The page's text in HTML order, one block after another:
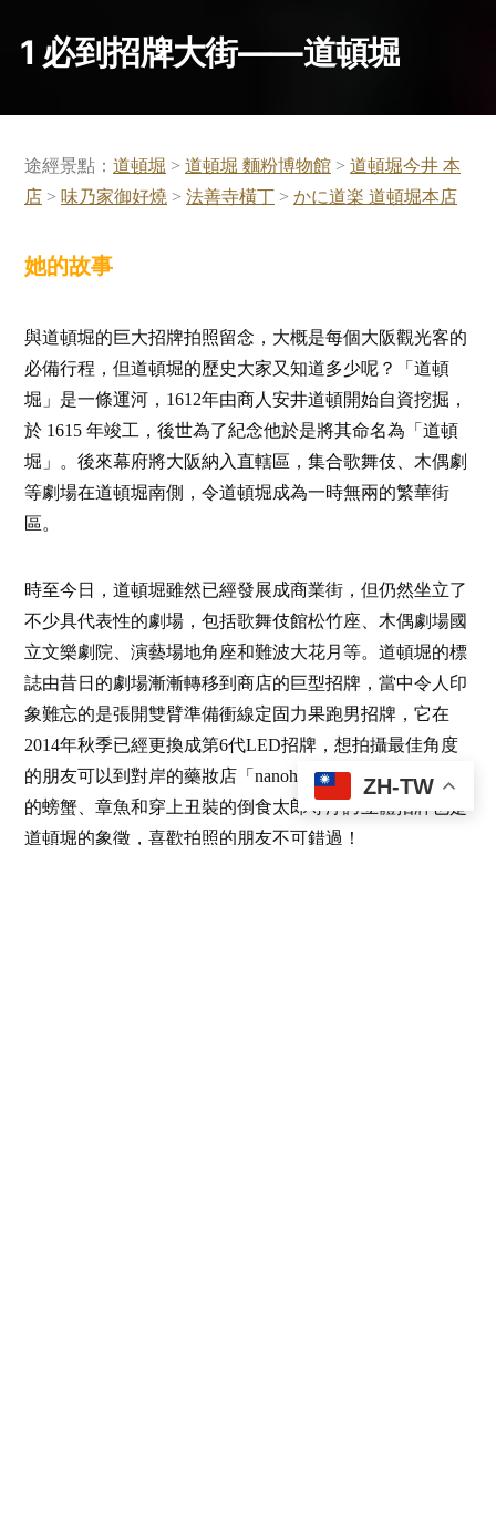
1 必到招牌大街——道頓堀
途經景點： 道頓堀 > 道頓堀 麵粉博物館 > 道頓堀今井 本
店 > 味乃家御好燒 > 法善寺橫丁 > かに道楽 道頓堀本店
她的故事
與道頓堀的巨大招牌拍照留念，大概是每個大阪觀光客的
必備行程，但道頓堀的歷史大家又知道多少呢？「道頓
堀」是一條運河，1612年由商人安井道頓開始自資挖掘，
於 1615 年竣工，後世為了紀念他於是將其命名為「道頓
堀」。後來幕府將大阪納入直轄區，集合歌舞伎、木偶劇
等劇場在道頓堀南側，令道頓堀成為一時無兩的繁華街
區。
時至今日，道頓堀雖然已經發展成商業街，但仍然坐立了
不少具代表性的劇場，包括歌舞伎館松竹座、木偶劇場國
立文樂劇院、演藝場地角座和難波大花月等。道頓堀的標
誌由昔日的劇場漸漸轉移到商店的巨型招牌，當中令人印
象難忘的是張開雙臂準備衝線定固力果跑男招牌，它在
2014年秋季已經更換成第6代LED招牌，想拍攝最佳角度
的朋友可以到對岸的藥妝店「nanohana」陽台，跑男旁邊
的螃蟹、章魚和穿上丑裝的倒食太郎等浮誇立體招牌也是
道頓堀的象徵，喜歡拍照的朋友不可錯過！
ZH-TW